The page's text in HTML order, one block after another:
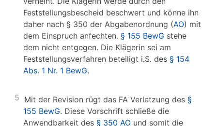
Feststellungsbescheid beschwert und könne ihn
daher nach § 350 der Abgabenordnung (AO) mit
dem Einspruch anfechten. § 155 BewG stehe
dem nicht entgegen. Die Klägerin sei am
Feststellungsverfahren beteiligt i.S. des § 154
Abs. 1 Nr. 1 BewG.
5 Mit der Revision rügt das FA Verletzung des §
155 BewG. Diese Vorschrift schließe die
Anwendbarkeit des § 350 AO und somit die